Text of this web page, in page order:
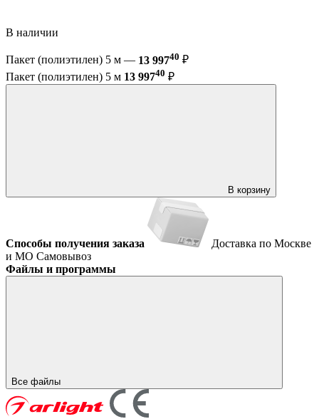
В наличии
Пакет (полиэтилен) 5 м — 13 99740 ₽
Пакет (полиэтилен) 5 м 13 99740 ₽
В корзину
Способы получения заказа
Доставка по Москве
и МО Самовывоз
Файлы и программы
Все файлы